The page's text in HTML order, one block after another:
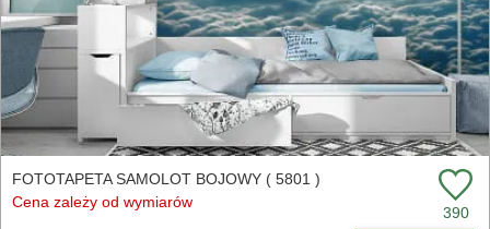
FOTOTAPETA SAMOLOT BOJOWY ( 5801 )
Cena zależy od wymiarów
390